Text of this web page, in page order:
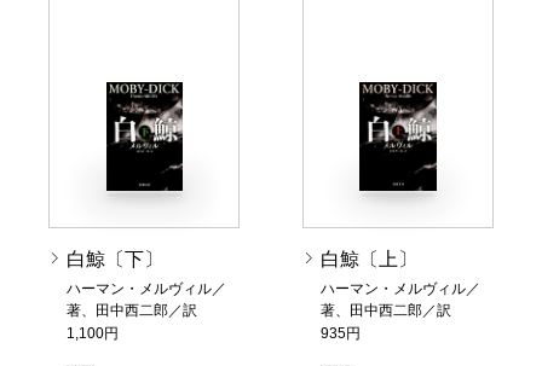
白鯨〔下〕
ハーマン・メルヴィル／
著、田中西二郎／訳
1,100円
白鯨〔上〕
ハーマン・メルヴィル／
著、田中西二郎／訳
935円